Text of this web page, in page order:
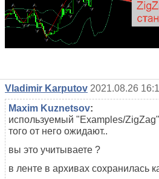
Vladimir Karputov 2021.08.26
Maxim Kuznetsov:
используемый "Examples/ZigZag"
того от него ожидают..
вы это учитываете ?
в ленте в архивах сохранилась